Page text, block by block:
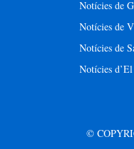
Notícies de
Notícies de
Notícies de
Notícies
©